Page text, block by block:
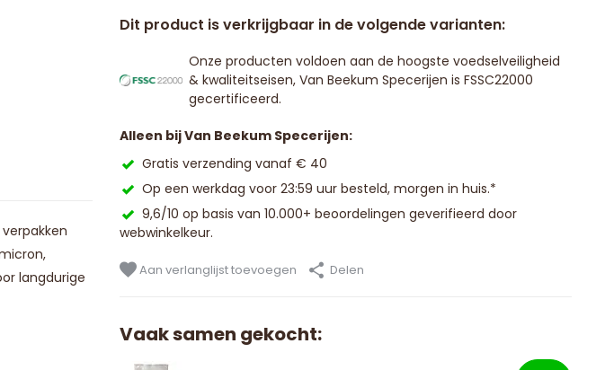
langdurige
Dit product is verkrijgbaar in de volgende varianten:
Onze producten voldoen aan de hoogste voedselveiligheid
& kwaliteitseisen, Van Beekum Specerijen is FSSC22000
gecertificeerd.
Alleen bij Van Beekum Specerijen:
Gratis verzending vanaf € 40
Op een werkdag voor 23:59 uur besteld, morgen in huis.*
9,6/10 op basis van 10.000+ beoordelingen geverifieerd door
webwinkelkeur.
Aan verlanglijst toevoegen Delen
Vaak samen gekocht: